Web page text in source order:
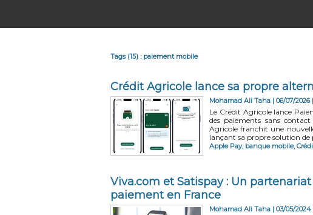
Tags (15) : paiement mobile
Crédit Agricole lance sa propre
Mohamad Ali Taha | 06/07/2026|
Le Crédit Agricole lance
des paiements sans
Agricole franchit une
lançant sa propre solution
Apple Pay, banque mobile,
Viva.com et Satispay : Un
paiement en France
Mohamad Ali Taha | 03/05/2024